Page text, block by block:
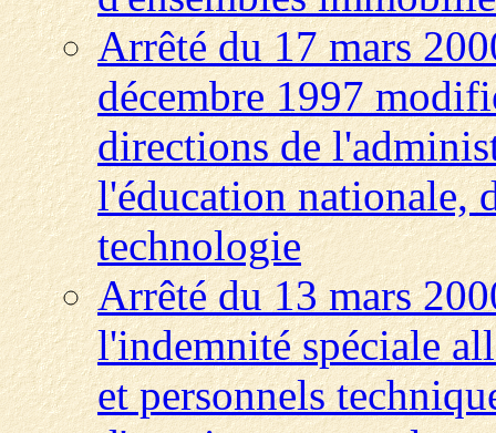
Arrêté du 17 mars
décembre 1997
directions de
l'éducation nationale,
technologie
Arrêté du 13 mars
l'indemnité spéciale
et personnels